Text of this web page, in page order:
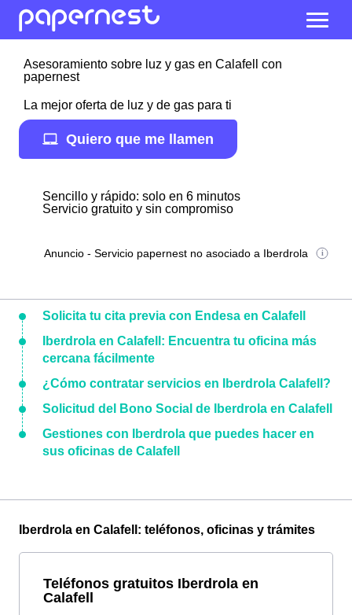
Asesoramiento sobre luz y gas en Calafell con
papernest
La mejor oferta de luz y de gas para ti
Quiero que me llamen
Sencillo y rápido: solo en 6 minutos
Servicio gratuito y sin compromiso
Anuncio - Servicio papernest no asociado a Iberdrola
Solicita tu cita previa con Endesa en Calafell
Iberdrola en Calafell: Encuentra tu oficina más
cercana fácilmente
¿Cómo contratar servicios en Iberdrola Calafell?
Solicitud del Bono Social de Iberdrola en Calafell
Gestiones con Iberdrola que puedes hacer en
sus oficinas de Calafell
Iberdrola en Calafell: teléfonos, oficinas y trámites
Teléfonos gratuitos Iberdrola en
Calafell